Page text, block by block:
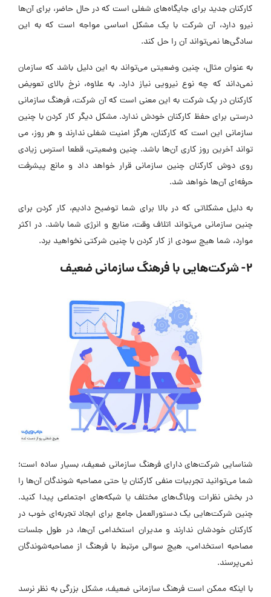
کارکنان جدید برای جایگاه‌های شغلی است که در حال حاضر، برای آن‌ها
نیرو دارد، آن شرکت با یک مشکل اساسی مواجه است که به این
سادگی‌ها نمی‌تواند آن را حل کند.
به عنوان مثال، چنین وضعیتی می‌تواند به این دلیل باشد که سازمان
نمی‌داند که چه نوع نیرویی نیاز دارد. به علاوه، نرخ بالای تعویض
کارکنان در یک شرکت به این معنی است که آن شرکت، فرهنگ سازمانی
درستی برای حفظ کارکنان خودش ندارد. مشکل دیگر کار کردن با چنین
سازمانی این است که کارکنان، هرگز امنیت شغلی ندارند و هر روز، می
تواند آخرین روز کاری آن‌ها باشد. چنین وضعیتی، قطعا استرس زیادی
روی دوش کارکنان چنین سازمانی قرار خواهد داد و مانع پیشرفت
حرفه‌ای آن‌ها خواهد شد.
به دلیل مشکلاتی که در بالا برای شما توضیح دادیم، کار کردن برای
چنین سازمانی می‌تواند اتلاف وقت، منابع و انرژی شما باشد. در اکثر
موارد، شما هیچ سودی از کار کردن با چنین شرکتی نخواهید برد.
2- شرکت‌هایی با فرهنگ سازمانی ضعیف
شناسایی شرکت‌های دارای فرهنگ سازمانی ضعیف، بسیار ساده است؛
شما می‌توانید تجربیات منفی کارکنان یا حتی مصاحبه شوندگان آن‌ها را
در بخش نظرات وبلاگ‌های مختلف یا شبکه‌های اجتماعی پیدا کنید.
چنین شرکت‌هایی یک دستورالعمل جامع برای ایجاد تجربه‌ای خوب در
کارکنان خودشان ندارند و مدیران استخدامی آن‌ها، در طول جلسات
مصاحبه استخدامی، هیچ سوالی مرتبط با فرهنگ از مصاحبه‌شوندگان
نمی‌پرسند.
با اینکه ممکن است فرهنگ سازمانی ضعیف، مشکل بزرگی به نظر نرسد